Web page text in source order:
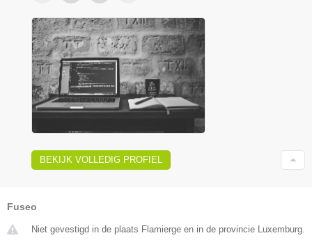
BEKIJK VOLLEDIG PROFIEL
Fuseo
Niet gevestigd in de plaats Flamierge en in de provincie Luxemburg.